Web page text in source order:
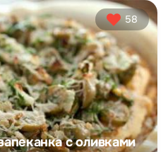
58
с оливками